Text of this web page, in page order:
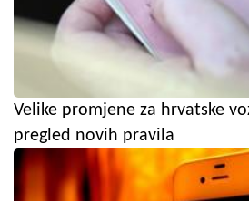
Velike promjene za hrvatske
pregled novih pravila